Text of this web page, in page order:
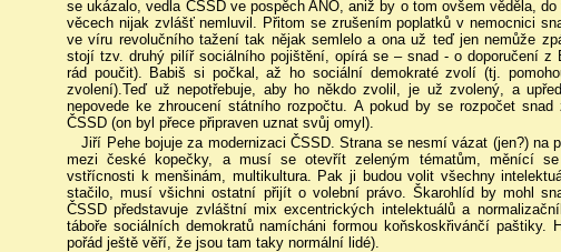
se ukázalo, vedla ČSSD ve pospěch ANO, aniž by o tom ovšem věděla,
věcech nijak zvlášť nemluvil. Přitom se zrušením poplatků v nemocnici
ve víru revolučního tažení tak nějak semlelo a ona už teď jen nemůže
stojí tzv. druhý pilíř sociálního pojištění, opírá se – snad - o doporučení z
rád poučit). Babiš si počkal, až ho sociální demokraté zvolí (tj.
zvolení).Teď už nepotřebuje, aby ho někdo zvolil, je už zvolený, a
nepovede ke zhroucení státního rozpočtu. A pokud by se rozpočet
ČSSD (on byl přece připraven uznat svůj omyl).
Jiří Pehe bojuje za modernizaci ČSSD. Strana se nesmí vázat (jen?) na
mezi české kopečky, a musí se otevřít zeleným tématům, měnící
vstřícnosti k menšinám, multikultura. Pak ji budou volit všechny
stačilo, musí všichni ostatní přijít o volební právo. Škarohlíd by mohl
ČSSD představuje zvláštní mix excentrických intelektuálů a
táboře sociálních demokratů namícháni formou koňskoskřivánčí paštiky.
pořád ještě věří, že jsou tam taky normální lidé).